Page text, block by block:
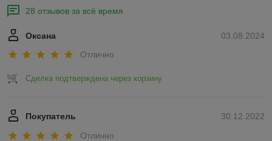
28 отзывов за всё время
03.08.2024
Оксана
Отлично
Сделка подтверждена через корзину
30.12.2022
Покупатель
Отлично